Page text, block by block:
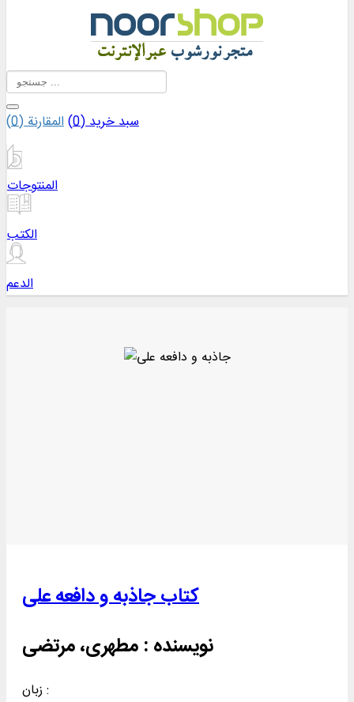
سبد خرید (0
)المقارنة (0
)
المنتوجات
الكتب
الدعم
کتاب جاذبه و دافعه علی
نویسنده : مطهری، مرتضی
زبان :